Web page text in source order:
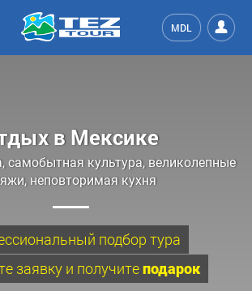
MDL
в Мексике
самобытная культура, великолепные
неповторимая кухня
подбор тура
заявку и получитеподарок